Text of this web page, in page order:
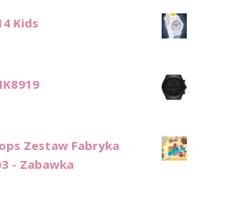
Kids
Zestaw Fabryka
- Zabawka